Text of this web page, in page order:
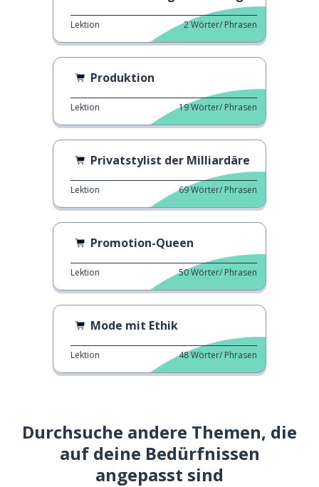
Lektion 2Wörter/ Phrasen
Produktion
Lektion 19Wörter/ Phrasen
Privatstylist der Milliardäre
Lektion 69Wörter/ Phrasen
Promotion-Queen
Lektion 50Wörter/ Phrasen
Mode mit Ethik
Lektion 48Wörter/ Phrasen
Durchsuche andere Themen, die
auf deine Bedürfnissen
angepasst sind